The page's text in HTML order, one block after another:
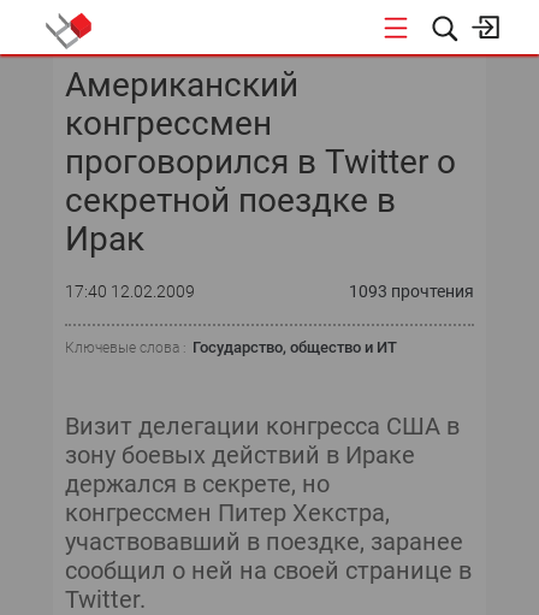
КОНФЕРЕНЦИИ
Американский
конгрессмен
проговорился в Twitter о
секретной поездке в
Ирак
17:40 12.02.2009 1093 прочтения
Ключевые слова : Государство, общество и ИТ
Визит делегации конгресса США в
зону боевых действий в Ираке
держался в секрете, но
конгрессмен Питер Хекстра,
участвовавший в поездке, заранее
сообщил о ней на своей странице в
Twitter.